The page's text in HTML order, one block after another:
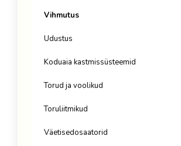
Vihmutus
Udustus
Koduaia kastmissüsteemid
Torud ja voolikud
Toruliitmikud
Väetisedosaatorid